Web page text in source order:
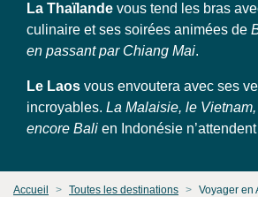
La Thaïlande vous tend les bras
culinaire et ses soirées animées de
en passant par Chiang Mai.
Le Laos vous envoutera avec ses
incroyables. La Malaisie, le
encore Bali en Indonésie
Accueil Toutes les destinations Voyager en